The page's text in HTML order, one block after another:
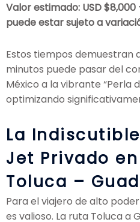
Valor estimado: USD
puede estar sujeto a
Estos tiempos demuestran
minutos puede pasar del
México a la vibrante “Perla
optimizando
La
Jet Privado
Toluca –
Para el viajero de alto
es valioso. La ruta Toluca a